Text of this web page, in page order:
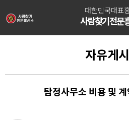
대한민국대표
사람찾기전문
자유게
탐정사무소 비용 및